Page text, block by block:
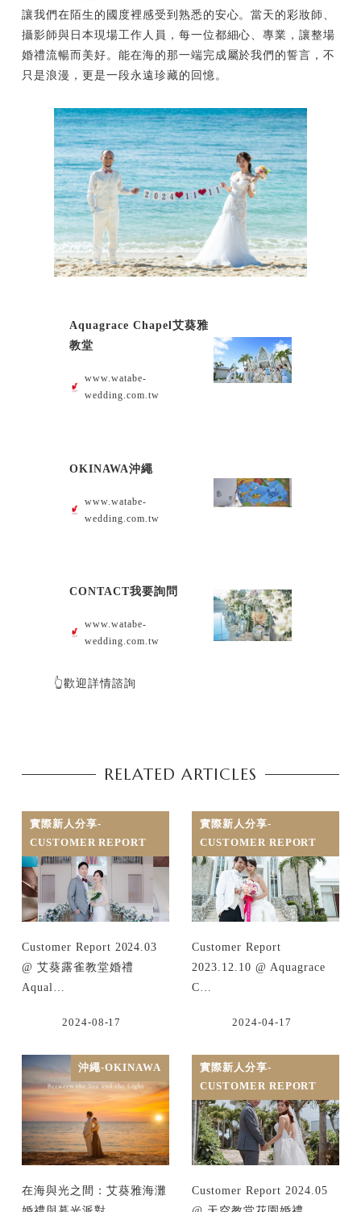
讓我們在陌生的國度裡感受到熟悉的安心。當天的彩妝師、
攝影師與日本現場工作人員，每一位都細心、專業，讓整場
婚禮流暢而美好。能在海的那一端完成屬於我們的誓言，不
只是浪漫，更是一段永遠珍藏的回憶。
Aquagrace Chapel艾葵雅
教堂
www.watabe-
wedding.com.tw
OKINAWA沖繩
www.watabe-
wedding.com.tw
CONTACT我要詢問
www.watabe-
wedding.com.tw
👆歡迎詳情諮詢
RELATED ARTICLES
實際新人分享-
CUSTOMER REPORT
Customer Report 2024.03
@ 艾葵露雀教堂婚禮
Aqual…
2024-08-17
實際新人分享-
CUSTOMER REPORT
Customer Report
2023.12.10 @ Aquagrace
C…
2024-04-17
沖繩-OKINAWA
在海與光之間：艾葵雅海灘
實際新人分享-
CUSTOMER REPORT
Customer Report 2024.05